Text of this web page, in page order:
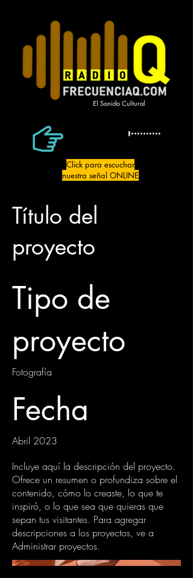
Click para escuchar
nuestra señal ONLINE
El Sonido Cultural
Título del
proyecto
Tipo de
proyecto
Fotografía
Fecha
Abril 2023
Incluye aquí la descripción del proyecto.
Ofrece un resumen o profundiza sobre el
contenido, cómo lo creaste, lo que te
inspiró, o lo que sea que quieras que
sepan tus visitantes. Para agregar
descripciones a los proyectos, ve a
Administrar proyectos.